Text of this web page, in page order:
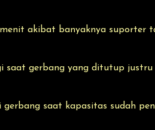
akibat banyaknya suporter
saat gerbang yang ditutup justru
saat kapasitas sudah